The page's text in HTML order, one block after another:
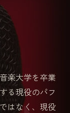
楽大学を卒業
る現役のパフ
はなく、現役